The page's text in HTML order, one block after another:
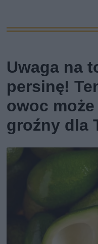
Uwaga na
persinę!
owoc
groźny dla